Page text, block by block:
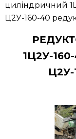
циліндричний
Ц2У-160-40
1Ц2У-